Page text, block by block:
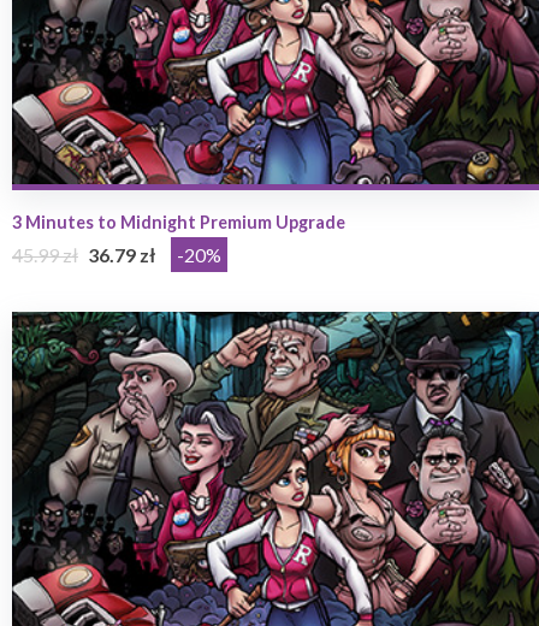
3 Minutes to Midnight Premium Upgrade
45.99 zł 36.79 zł -20%